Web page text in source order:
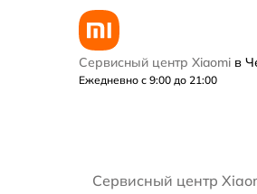
Сервисный центр Xiaomi в
Ежедневно с 9:00 до 21:00
Сервисный центр